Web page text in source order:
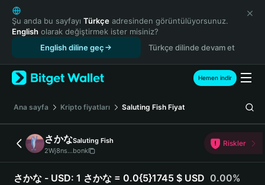
English
日本語
Tiếng Việt
Español (Latinoamérica)
Türkçe
Français
Deutsch
简体中文
繁體中文
Português (Portugal)
Bahasa Indonesia
Şu anda bu sayfayı Türkçe adresinden görüntülüyorsunuz.
English olarak değiştirmek ister misiniz?
English diline geç
Türkçe dilinde devam et
Hemen indir
Ana sayfa Kripto fiyatları Saluting Fish Fiyat
さかなSaluting Fish
2Wj8ns...bonk
Riskler
さかな - USD: 1 さかな = 0.0{5}1745 $ USD 0.00%